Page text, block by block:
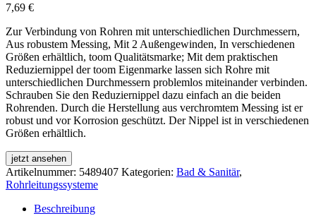
7,69 €
Zur Verbindung von Rohren mit unterschiedlichen Durchmessern,
Aus robustem Messing, Mit 2 Außengewinden, In verschiedenen
Größen erhältlich, toom Qualitätsmarke; Mit dem praktischen
Reduziernippel der toom Eigenmarke lassen sich Rohre mit
unterschiedlichen Durchmessern problemlos miteinander verbinden.
Schrauben Sie den Reduziernippel dazu einfach an die beiden
Rohrenden. Durch die Herstellung aus verchromtem Messing ist er
robust und vor Korrosion geschützt. Der Nippel ist in verschiedenen
Größen erhältlich.
jetzt ansehen
Artikelnummer: 5489407 Kategorien: Bad & Sanitär,
Rohrleitungssysteme
Beschreibung